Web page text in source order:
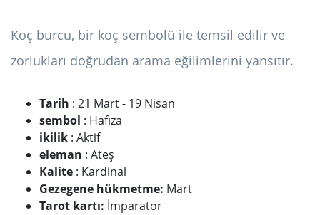
Koç burcu, bir koç sembolü ile temsil edilir ve
zorlukları doğrudan arama eğilimlerini yansıtır.
Tarih : 21 Mart - 19 Nisan
sembol : Hafıza
ikilik : Aktif
eleman : Ateş
Kalite : Kardinal
Gezegene hükmetme: Mart
Tarot kartı: İmparator